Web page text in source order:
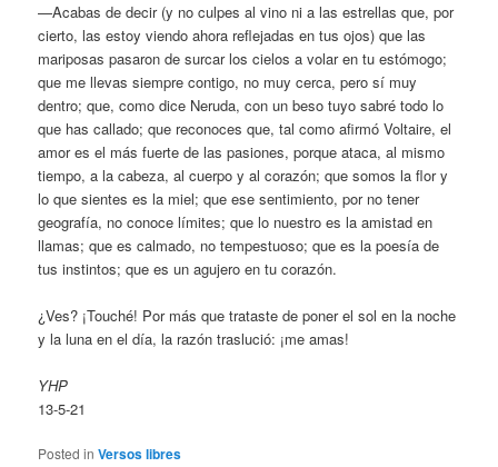
—Acabas de decir (y no culpes al vino ni a las estrellas que, por
cierto, las estoy viendo ahora reflejadas en tus ojos) que las
mariposas pasaron de surcar los cielos a volar en tu estómogo;
que me llevas siempre contigo, no muy cerca, pero sí muy
dentro; que, como dice Neruda, con un beso tuyo sabré todo lo
que has callado; que reconoces que, tal como afirmó Voltaire, el
amor es el más fuerte de las pasiones, porque ataca, al mismo
tiempo, a la cabeza, al cuerpo y al corazón; que somos la flor y
lo que sientes es la miel; que ese sentimiento, por no tener
geografía, no conoce límites; que lo nuestro es la amistad en
llamas; que es calmado, no tempestuoso; que es la poesía de
tus instintos; que es un agujero en tu corazón.
¿Ves? ¡Touché! Por más que trataste de poner el sol en la noche
y la luna en el día, la razón traslució: ¡me amas!
YHP
13-5-21
Posted in Versos libres